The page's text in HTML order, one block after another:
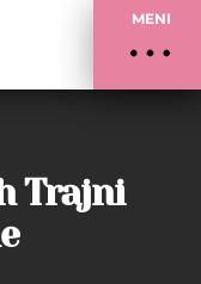
MENI
Trajni